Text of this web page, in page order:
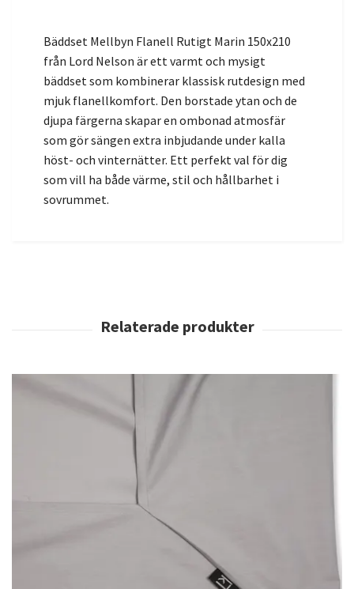
Bäddset Mellbyn Flanell Rutigt Marin 150x210
från Lord Nelson är ett varmt och mysigt
bäddset som kombinerar klassisk rutdesign med
mjuk flanellkomfort. Den borstade ytan och de
djupa färgerna skapar en ombonad atmosfär
som gör sängen extra inbjudande under kalla
höst- och vinternätter. Ett perfekt val för dig
som vill ha både värme, stil och hållbarhet i
sovrummet.